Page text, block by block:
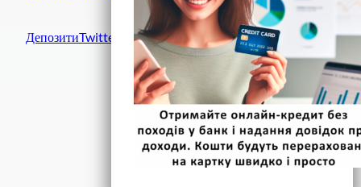
ДепозитиTwitter
Фінанси IN UA
вулиця Хрещатик, 14
Київ, 01001
Україна